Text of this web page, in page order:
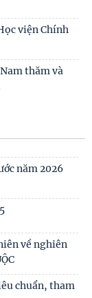
trưng bày
Nội với vấn
viện Chính
thăm và
“Chăm sóc,
đình Châu
học quốc gia
năm 2026